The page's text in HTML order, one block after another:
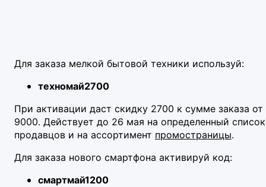
Для заказа мелкой бытовой техники используй:
техномай2700
При активации даст скидку 2700 к сумме заказа от
9000. Действует до 26 мая на определенный список
продавцов и на ассортимент промостраницы.
Для заказа нового смартфона активируй код:
смартмай1200